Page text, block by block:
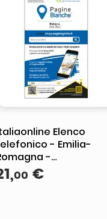
Elenco
- Emilia-
-
e
,00 €